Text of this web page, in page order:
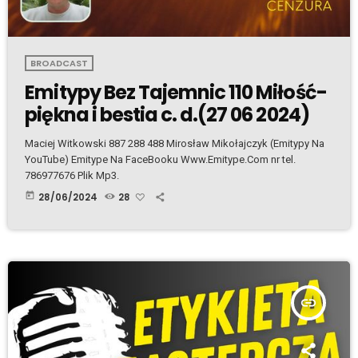
BROADCAST
Emitypy Bez Tajemnic 110 Miłość-
piękna i bestia c. d.(27 06 2024)
Maciej Witkowski 887 288 488 Mirosław Mikołajczyk (Emitypy Na
YouTube) Emitype Na FaceBooku Www.Emitype.Com nr tel.
786977676 Plik Mp3.
today 28/06/2024 28
insert_link